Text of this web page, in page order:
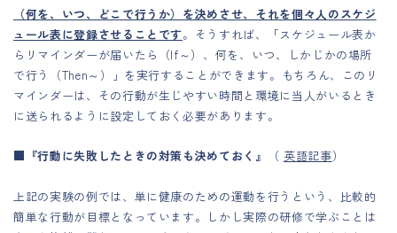
（何を、いつ、どこで行うか）を決めさせ、それを個々人のスケジ
ュール表に登録させることです。そうすれば、「スケジュール表か
らリマインダーが届いたら（If～）、何を、いつ、しかじかの場所
で行う（Then～）」を実行することができます。もちろん、このリ
マインダーは、その行動が生じやすい時間と環境に当人がいるとき
に送られるように設定しておく必要があります。
■『行動に失敗したときの対策も決めておく』 （ 英語記事）
上記の実験の例では、単に健康のための運動を行うという、比較的
簡単な行動が目標となっています。しかし実際の研修で学ぶことは